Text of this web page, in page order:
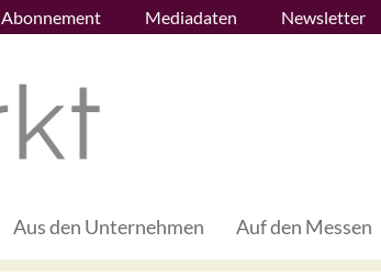
Abonnement Mediadaten Newsletter
Aus den Unternehmen Auf den Messen